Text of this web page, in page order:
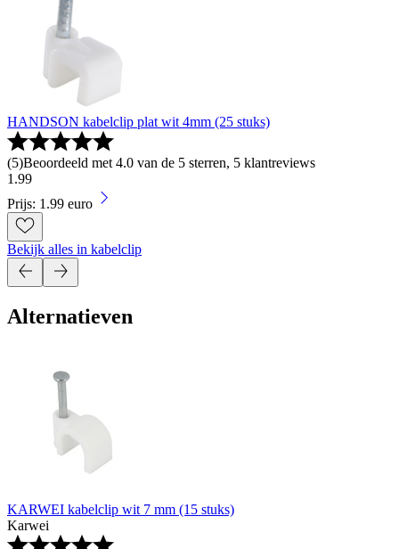
HANDSON kabelclip plat wit 4mm (25 stuks)
(5)Beoordeeld met 4.0 van de 5 sterren, 5 klantreviews
1 .99
Prijs: 1.99 euro
Bekijk alles in kabelclip
Alternatieven
KARWEI kabelclip wit 7 mm (15 stuks)
Karwei